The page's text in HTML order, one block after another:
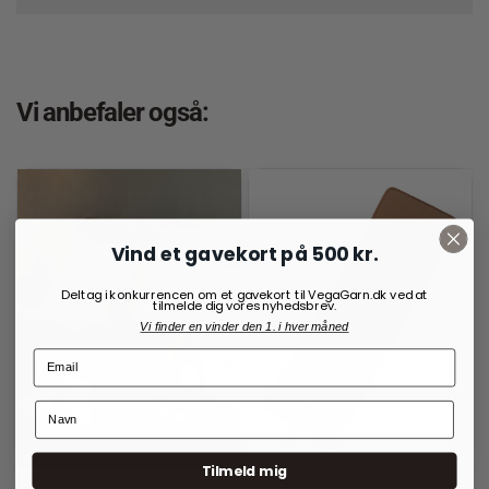
Vi anbefaler også:
Vind et gavekort på 500 kr.
Deltag i konkurrencen om et gavekort til VegaGarn.dk ved at
tilmelde dig vores nyhedsbrev.
Vi finder en vinder den 1. i hver måned
Tilmeld mig